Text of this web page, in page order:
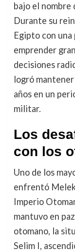
bajo el nombre
Durante su
Egipto con
emprender
decisiones
logró
años en un
militar.
Los
con los
Uno de los
enfrentó
Imperio
mantuvo en
otomano, la
Selim I,